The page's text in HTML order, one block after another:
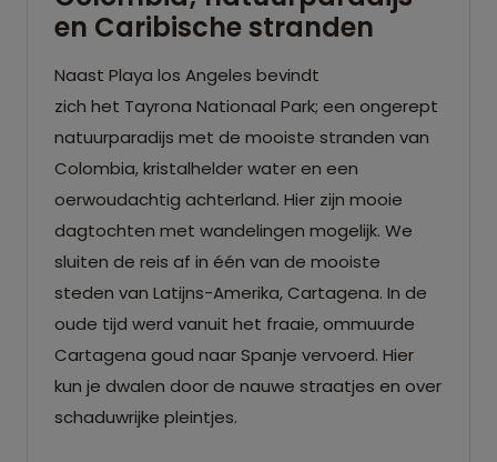
en Caribische stranden
Naast Playa los Angeles bevindt
zich het Tayrona Nationaal Park; een ongerept
natuurparadijs met de mooiste stranden van
Colombia, kristalhelder water en een
oerwoudachtig achterland. Hier zijn mooie
dagtochten met wandelingen mogelijk. We
sluiten de reis af in één van de mooiste
steden van Latijns-Amerika, Cartagena. In de
oude tijd werd vanuit het fraaie, ommuurde
Cartagena goud naar Spanje vervoerd. Hier
kun je dwalen door de nauwe straatjes en over
schaduwrijke pleintjes.